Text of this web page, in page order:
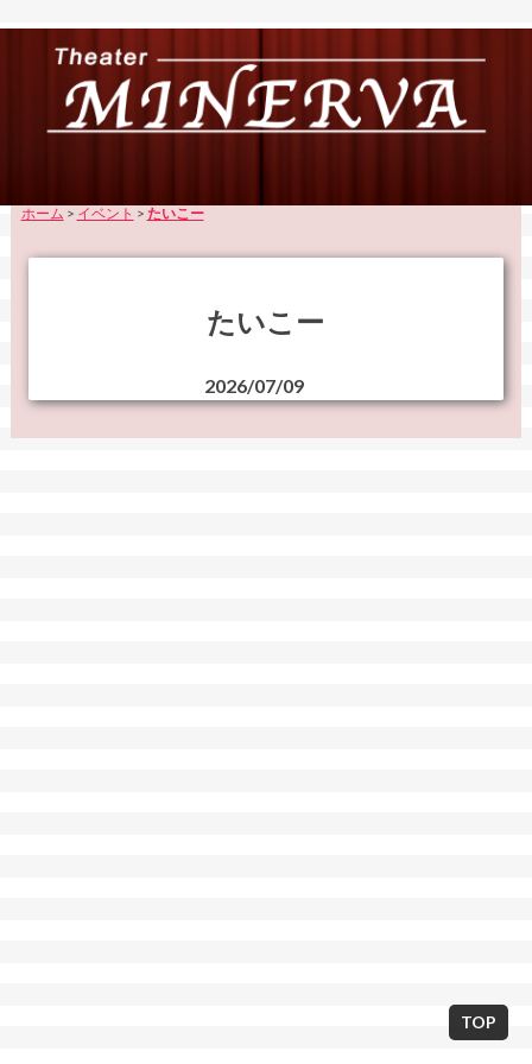
ホーム > イベント > たいこー
たいこー
2026/07/09
TOP